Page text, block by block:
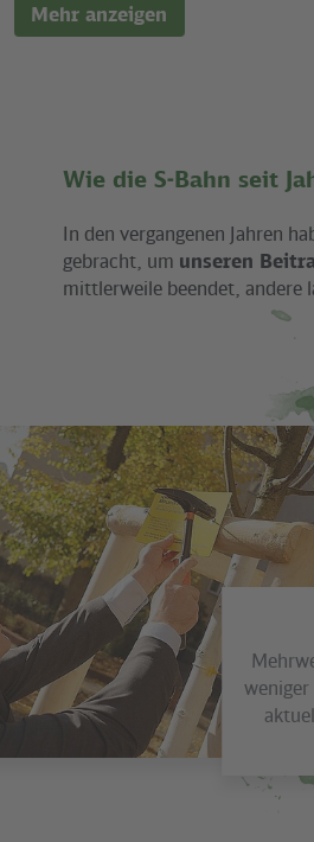
Mehr anzeigen
Wie die S-Bahn seit
In den vergangenen Jahren
gebracht, um unseren
mittlerweile beendet, andere